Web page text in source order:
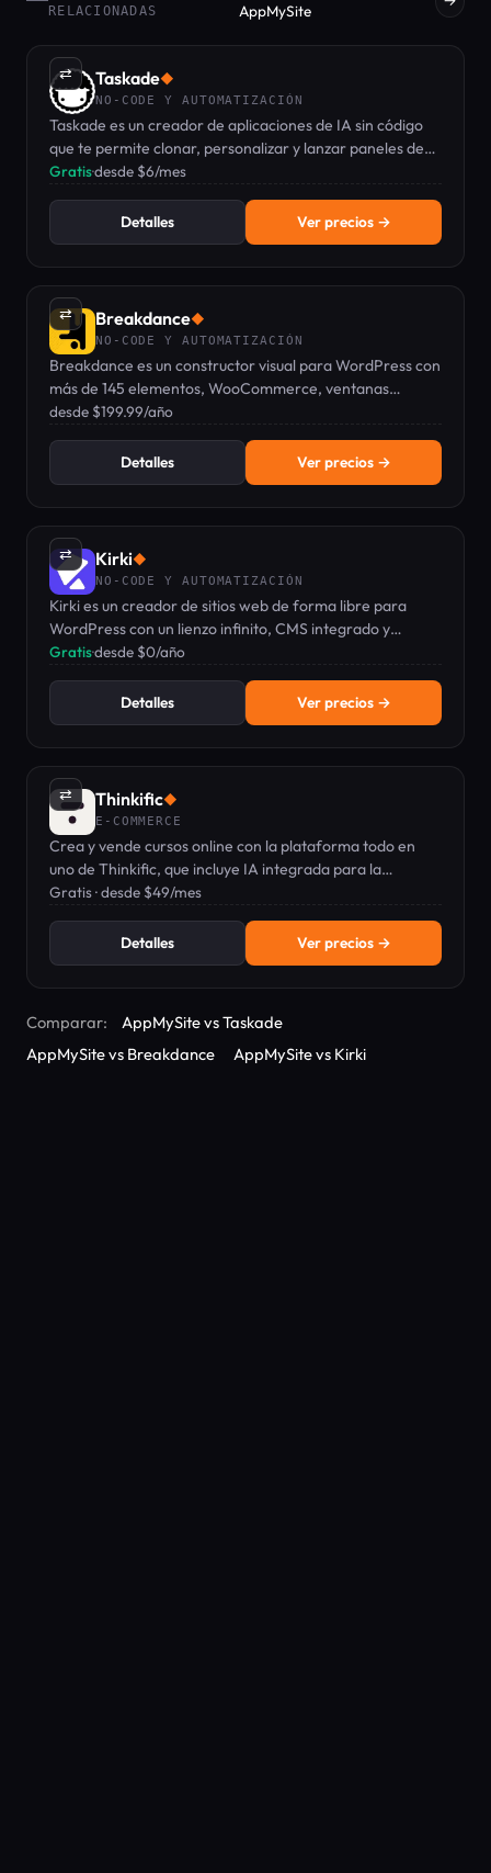
RELACIONADAS AppMySite
⇄ Taskade◆
NO-CODE Y AUTOMATIZACIÓN
Taskade es un creador de aplicaciones de IA sin código
que te permite clonar, personalizar y lanzar paneles de
control, CRMs y portales en vivo con agentes y
Gratis·desde $6/mes
Detalles Ver precios →
⇄ Breakdance◆
NO-CODE Y AUTOMATIZACIÓN
Breakdance es un constructor visual para WordPress con
más de 145 elementos, WooCommerce, ventanas
emergentes, formularios y datos dinámicos, todo sin
desde $199.99/año
Detalles Ver precios →
⇄ Kirki◆
NO-CODE Y AUTOMATIZACIÓN
Kirki es un creador de sitios web de forma libre para
WordPress con un lienzo infinito, CMS integrado y
colaboración en tiempo real.
Gratis·desde $0/año
Detalles Ver precios →
⇄ Thinkific◆
E-COMMERCE
Crea y vende cursos online con la plataforma todo en
uno de Thinkific, que incluye IA integrada para la
creación de cursos y una aplicación móvil con tu propia
Gratis · desde $49/mes
Detalles Ver precios →
Comparar:
AppMySite vs Taskade
AppMySite vs Breakdance
AppMySite vs Kirki